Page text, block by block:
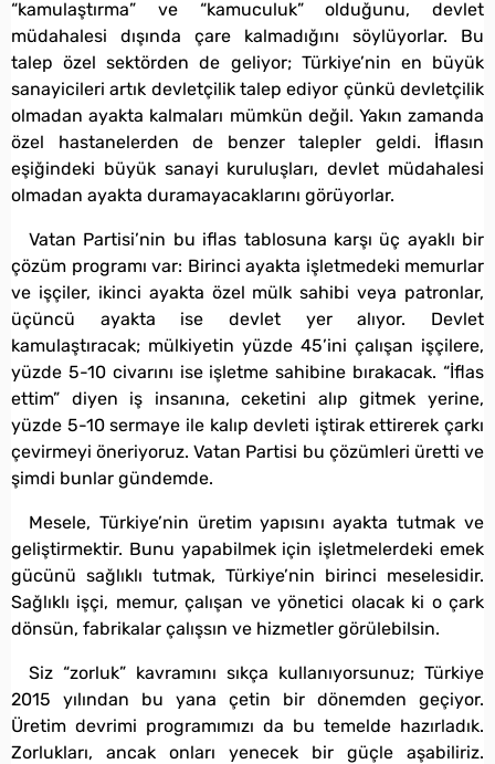
“kamulaştırma” ve “kamuculuk” olduğunu, devlet
müdahalesi dışında çare kalmadığını söylüyorlar. Bu
talep özel sektörden de geliyor; Türkiye’nin en büyük
sanayicileri artık devletçilik talep ediyor çünkü devletçilik
olmadan ayakta kalmaları mümkün değil. Yakın zamanda
özel hastanelerden de benzer talepler geldi. İflasın
eşiğindeki büyük sanayi kuruluşları, devlet müdahalesi
olmadan ayakta duramayacaklarını görüyorlar.
Vatan Partisi’nin bu iflas tablosuna karşı üç ayaklı bir
çözüm programı var: Birinci ayakta işletmedeki memurlar
ve işçiler, ikinci ayakta özel mülk sahibi veya patronlar,
üçüncü ayakta ise devlet yer alıyor. Devlet
kamulaştıracak; mülkiyetin yüzde 45’ini çalışan işçilere,
yüzde 5-10 civarını ise işletme sahibine bırakacak. “İflas
ettim” diyen iş insanına, ceketini alıp gitmek yerine,
yüzde 5-10 sermaye ile kalıp devleti iştirak ettirerek çarkı
çevirmeyi öneriyoruz. Vatan Partisi bu çözümleri üretti ve
şimdi bunlar gündemde.
Mesele, Türkiye’nin üretim yapısını ayakta tutmak ve
geliştirmektir. Bunu yapabilmek için işletmelerdeki emek
gücünü sağlıklı tutmak, Türkiye’nin birinci meselesidir.
Sağlıklı işçi, memur, çalışan ve yönetici olacak ki o çark
dönsün, fabrikalar çalışsın ve hizmetler görülebilsin.
Siz “zorluk” kavramını sıkça kullanıyorsunuz; Türkiye
2015 yılından bu yana çetin bir dönemden geçiyor.
Üretim devrimi programımızı da bu temelde hazırladık.
Zorlukları, ancak onları yenecek bir güçle aşabiliriz.